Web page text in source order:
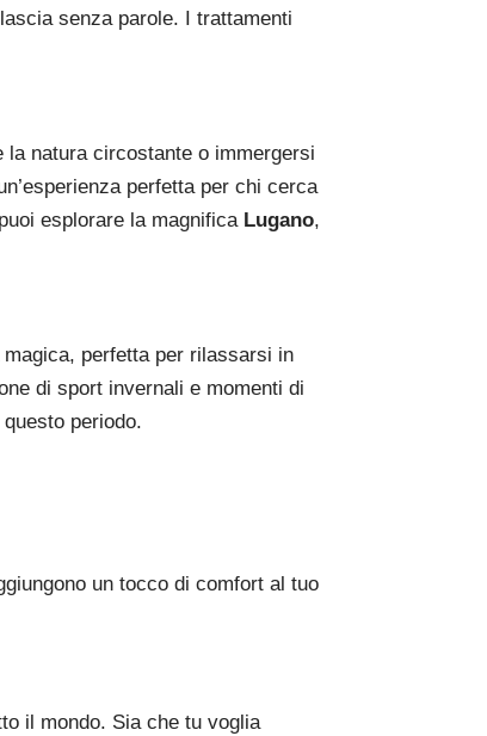
senza parole. I trattamenti
la natura circostante o immergersi
perfetta per chi cerca
esplorare la magnifica Lugano,
perfetta per rilassarsi in
di sport invernali e momenti di
periodo.
un tocco di comfort al tuo
il mondo. Sia che tu voglia